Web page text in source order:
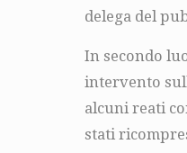
delega del
In secondo
intervento
alcuni reati
stati